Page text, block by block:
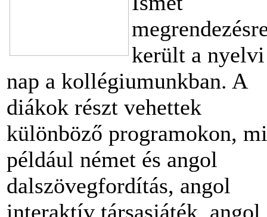
került a nyelvi
nap a kollégiumunkban. A
diákok részt vehettek
különböző programokon,
például német és angol
dalszövegfordítás, angol
interaktív társasjáték, angol